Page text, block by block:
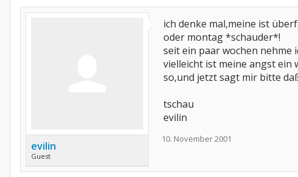
evilin
Guest
ich denke mal,meine ist
oder montag *schauder*!
seit ein paar wochen nehme
vielleicht ist meine angst ein
so,und jetzt sagt mir bitte
tschau
evilin
10. November 2001